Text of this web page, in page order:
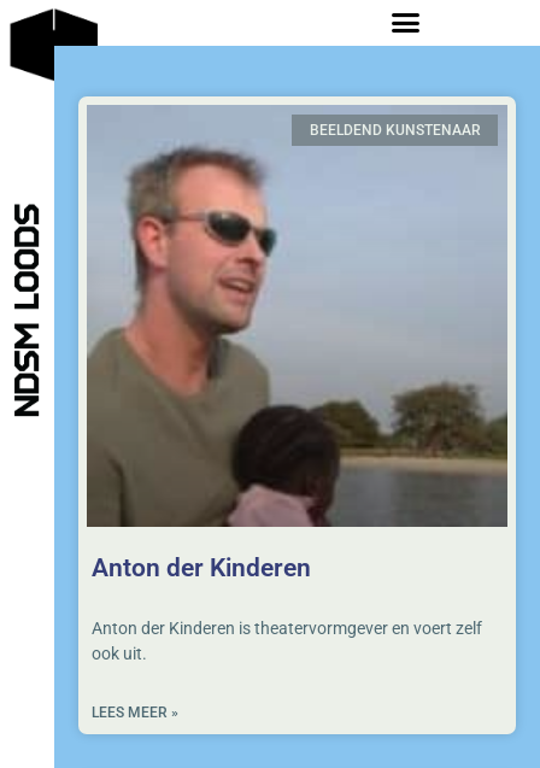
BEELDEND KUNSTENAAR
Anton der Kinderen
Anton der Kinderen is theatervormgever en voert zelf
ook uit.
LEES MEER »